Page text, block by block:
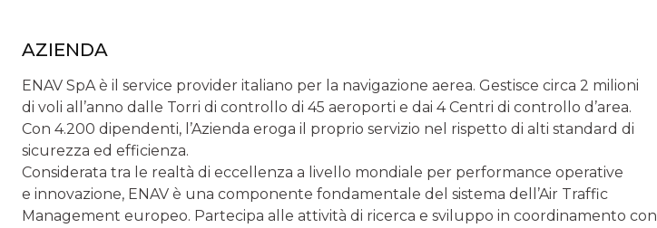
AZIENDA
ENAV SpA è il service provider italiano per la navigazione aerea. Gestisce circa 2 milioni
di voli all’anno dalle Torri di controllo di 45 aeroporti e dai 4 Centri di controllo d’area.
Con 4.200 dipendenti, l’Azienda eroga il proprio servizio nel rispetto di alti standard di
sicurezza ed efficienza.
Considerata tra le realtà di eccellenza a livello mondiale per performance operative
e innovazione, ENAV è una componente fondamentale del sistema dell’Air Traffic
Management europeo. Partecipa alle attività di ricerca e sviluppo in coordinamento con